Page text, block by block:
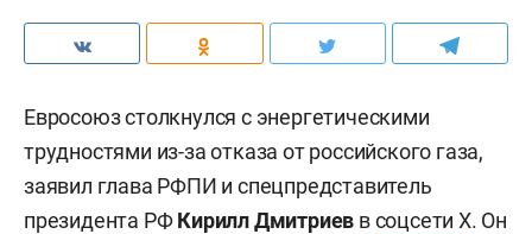
Евросоюз столкнулся с энергетическими
трудностями из-за отказа от российского газа,
заявил глава РФПИ и спецпредставитель
президента РФКирилл Дмитриев всоцсети X. Он